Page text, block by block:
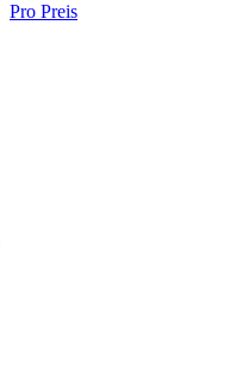
Pro Preis